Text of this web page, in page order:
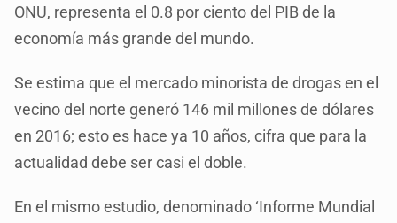
ONU, representa el 0.8 por ciento del PIB de la
economía más grande del mundo.
Se estima que el mercado minorista de drogas en el
vecino del norte generó 146 mil millones de dólares
en 2016; esto es hace ya 10 años, cifra que para la
actualidad debe ser casi el doble.
En el mismo estudio, denominado ‘Informe Mundial